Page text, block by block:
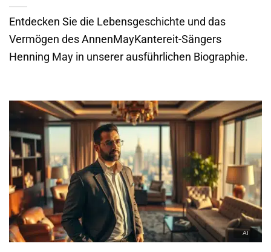
Entdecken Sie die Lebensgeschichte und das
Vermögen des AnnenMayKantereit-Sängers
Henning May in unserer ausführlichen Biographie.